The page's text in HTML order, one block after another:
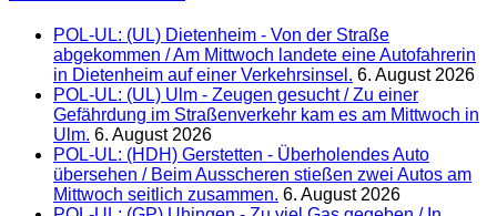
POL-UL: (UL) Dietenheim - Von der Straße
abgekommen / Am Mittwoch landete eine Autofahrerin
in Dietenheim auf einer Verkehrsinsel. 6. August 2026
POL-UL: (UL) Ulm - Zeugen gesucht / Zu einer
Gefährdung im Straßenverkehr kam es am Mittwoch in
Ulm. 6. August 2026
POL-UL: (HDH) Gerstetten - Überholendes Auto
übersehen / Beim Ausscheren stießen zwei Autos am
Mittwoch seitlich zusammen. 6. August 2026